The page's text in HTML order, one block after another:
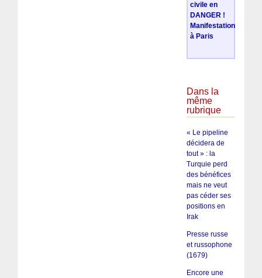
civile en
DANGER !
Manifestation
à Paris
Dans la
même
rubrique
« Le pipeline
décidera de
tout » : la
Turquie perd
des bénéfices
mais ne veut
pas céder ses
positions en
Irak
Presse russe
et russophone
(1679)
Encore une